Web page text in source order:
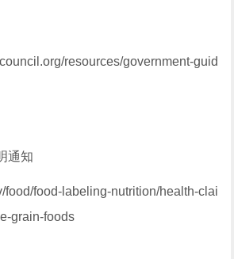
resources/government-guid
通知
food/food-labeling-nutrition/health-clai
grain-foods